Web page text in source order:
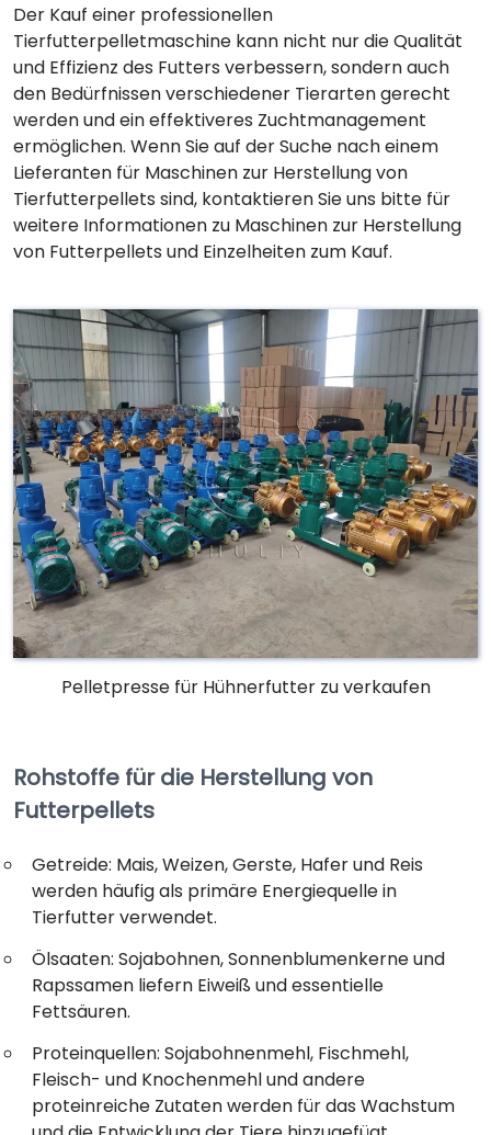
Der Kauf einer professionellen
Tierfutterpelletmaschine kann nicht nur die Qualität
und Effizienz des Futters verbessern, sondern auch
den Bedürfnissen verschiedener Tierarten gerecht
werden und ein effektiveres Zuchtmanagement
ermöglichen. Wenn Sie auf der Suche nach einem
Lieferanten für Maschinen zur Herstellung von
Tierfutterpellets sind, kontaktieren Sie uns bitte für
weitere Informationen zu Maschinen zur Herstellung
von Futterpellets und Einzelheiten zum Kauf.
Pelletpresse für Hühnerfutter zu verkaufen
Rohstoffe für die Herstellung von
Futterpellets
Getreide: Mais, Weizen, Gerste, Hafer und Reis
werden häufig als primäre Energiequelle in
Tierfutter verwendet.
Ölsaaten: Sojabohnen, Sonnenblumenkerne und
Rapssamen liefern Eiweiß und essentielle
Fettsäuren.
Proteinquellen: Sojabohnenmehl, Fischmehl,
Fleisch- und Knochenmehl und andere
proteinreiche Zutaten werden für das Wachstum